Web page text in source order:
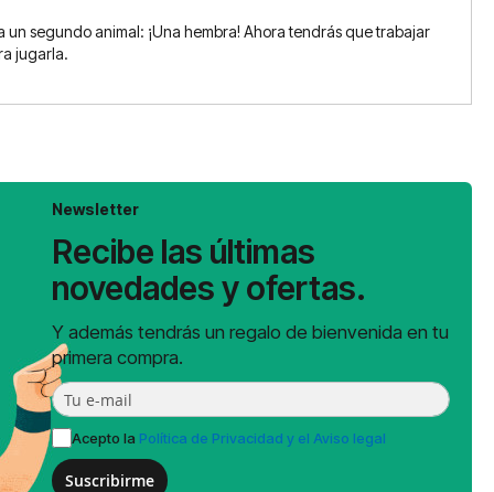
segundo animal: ¡Una hembra! Ahora tendrás que trabajar
jugarla.
Newsletter
Recibe las últimas
novedades y ofertas.
Y además tendrás un regalo de bienvenida en tu
primera compra.
Acepto la Política de Privacidad y el Aviso legal
Suscribirme